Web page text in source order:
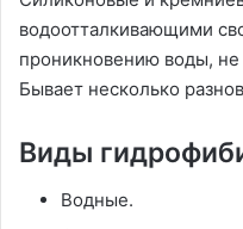
водоотталкивающими
проникновению воды,
Бывает несколько
Виды
Водные.